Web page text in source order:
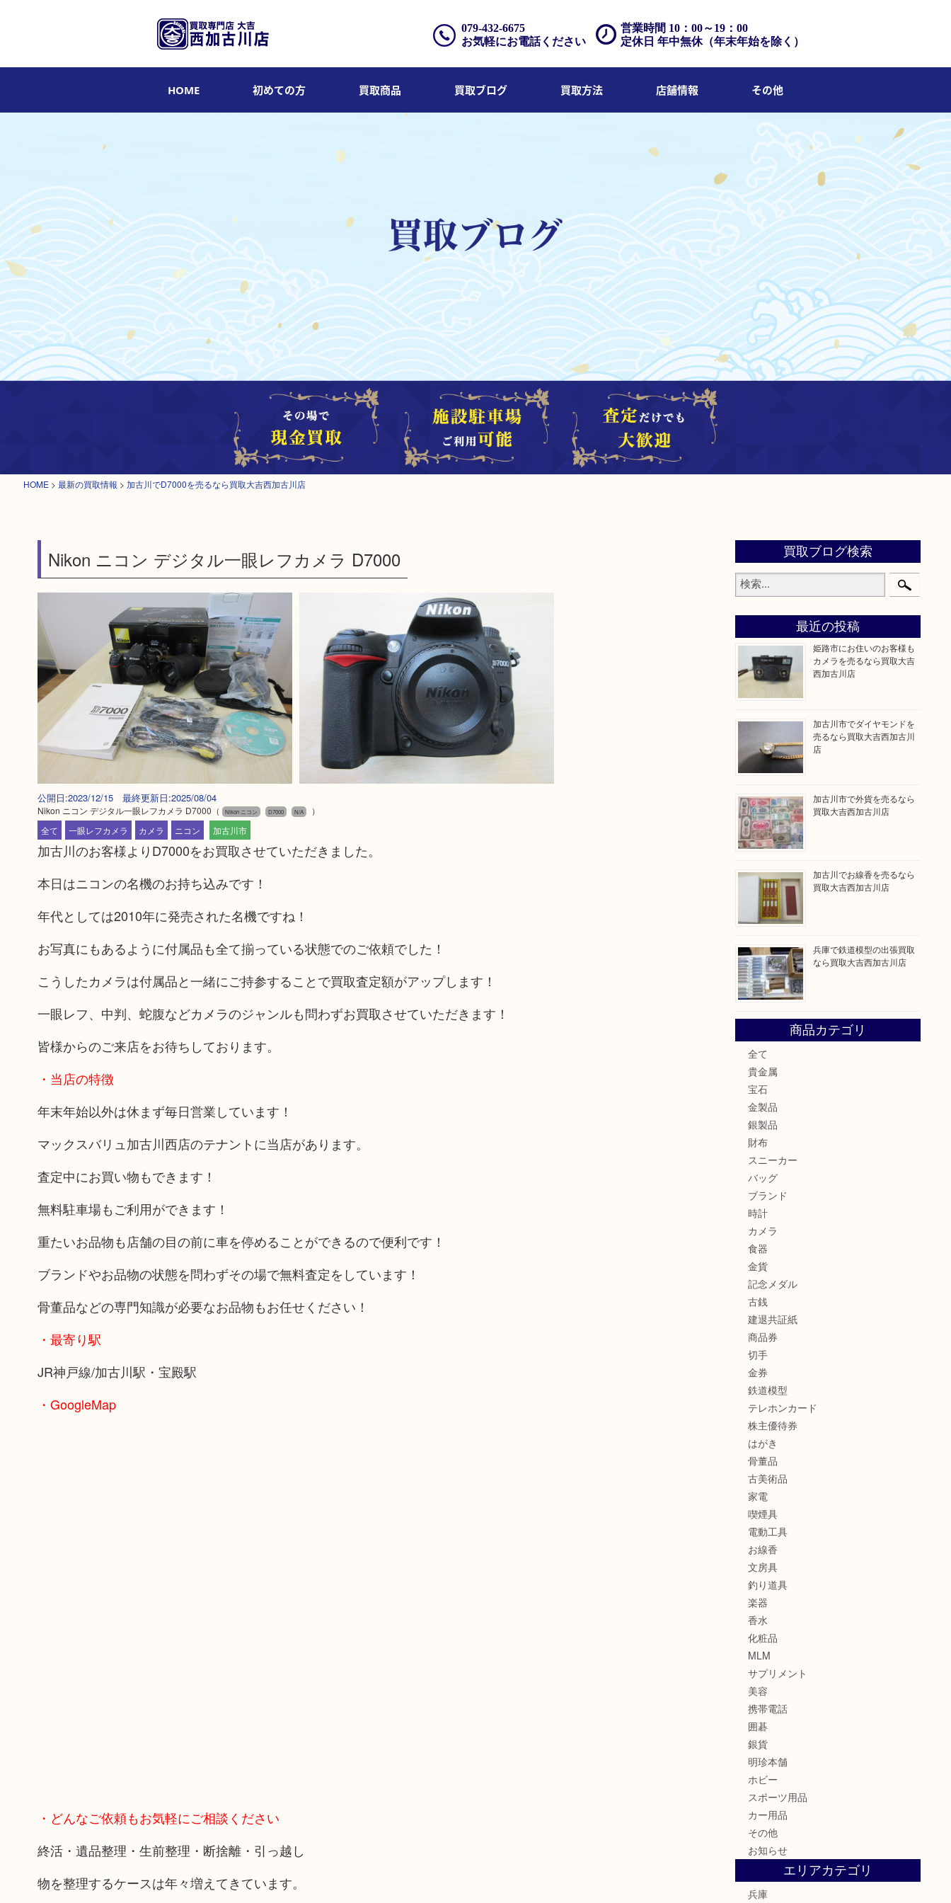
営業時間 10：00～19：00
定休日 年中無休（年末年始を除く）
079-432-6675
お気軽にお電話ください
HOME 初めての方 買取商品 買取ブログ 買取方法 店舗情報 その他
HOME > 最新の買取情報 > 加古川でD7000を売るなら買取大吉西加古川店
Nikon ニコン デジタル一眼レフカメラ D7000
公開日:2023/12/15 最終更新日:2025/08/04
Nikon ニコン デジタル一眼レフカメラ D7000 （ Nikon ニコン D7000 N/A
）
全て
一眼レフカメラ カメラ ニコン 加古川市
加古川のお客様よりD7000をお買取させていただきました。
本日はニコンの名機のお持ち込みです！
年代としては2010年に発売された名機ですね！
お写真にもあるように付属品も全て揃っている状態でのご依頼でした！
こうしたカメラは付属品と一緒にご持参することで買取査定額がアップします！
一眼レフ、中判、蛇腹などカメラのジャンルも問わずお買取させていただきます！
皆様からのご来店をお待ちしております。
・当店の特徴
年末年始以外は休まず毎日営業しています！
マックスバリュ加古川西店のテナントに当店があります。
査定中にお買い物もできます！
無料駐車場もご利用ができます！
重たいお品物も店舗の目の前に車を停めることができるので便利です！
ブランドやお品物の状態を問わずその場で無料査定をしています！
骨董品などの専門知識が必要なお品物もお任せください！
・最寄り駅
JR神戸線/加古川駅・宝殿駅
・GoogleMap
・どんなご依頼もお気軽にご相談ください
終活・遺品整理・生前整理・断捨離・引っ越し
物を整理するケースは年々増えてきています。
買取ブログ検索
最近の投稿
姫路市にお住いのお客様も
カメラを売るなら買取大吉
西加古川店
加古川市でダイヤモンドを
売るなら買取大吉西加古川
店
加古川市で外貨を売るなら
買取大吉西加古川店
加古川でお線香を売るなら
買取大吉西加古川店
兵庫で鉄道模型の出張買取
なら買取大吉西加古川店
商品カテゴリ
全て
貴金属
宝石
金製品
銀製品
財布
スニーカー
バッグ
ブランド
時計
カメラ
食器
金貨
記念メダル
古銭
建退共証紙
商品券
切手
金券
鉄道模型
テレホンカード
株主優待券
はがき
骨董品
古美術品
家電
喫煙具
電動工具
お線香
文房具
釣り道具
楽器
香水
化粧品
MLM
サプリメント
美容
携帯電話
囲碁
銀貨
明珍本舗
ホビー
スポーツ用品
カー用品
その他
お知らせ
エリアカテゴリ
兵庫